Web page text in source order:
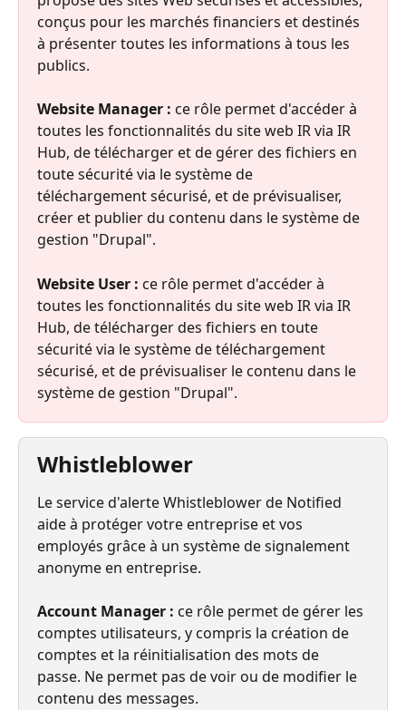
conçus pour les marchés financiers et destinés
à présenter toutes les informations à tous les
publics.
Website Manager : ce rôle permet d'accéder à
toutes les fonctionnalités du site web IR via IR
Hub, de télécharger et de gérer des fichiers en
toute sécurité via le système de
téléchargement sécurisé, et de prévisualiser,
créer et publier du contenu dans le système de
gestion "Drupal".
Website User : ce rôle permet d'accéder à
toutes les fonctionnalités du site web IR via IR
Hub, de télécharger des fichiers en toute
sécurité via le système de téléchargement
sécurisé, et de prévisualiser le contenu dans le
système de gestion "Drupal".
Whistleblower
Le service d'alerte Whistleblower de Notified
aide à protéger votre entreprise et vos
employés grâce à un système de signalement
anonyme en entreprise.
Account Manager : ce rôle permet de gérer les
comptes utilisateurs, y compris la création de
comptes et la réinitialisation des mots de
passe. Ne permet pas de voir ou de modifier le
contenu des messages.